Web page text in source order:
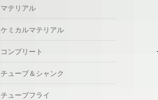
マテリアル
ケミカルマテリアル
コンプリート
チューブ＆シャンク
チューブフライ